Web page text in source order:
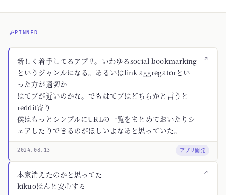
PINNED
↗
新しく着手してるアプリ。いわゆるsocial bookmarking
というジャンルになる。あるいはlink aggregatorとい
った方が適切か
はてブが近いのかな。でもはてブはどちらかと言うと
reddit寄り
僕はもっとシンプルにURLの一覧をまとめておいたりシ
ェアしたりできるのがほしいよなあと思っていた。
2024.08.13 アプリ開発
↗
本家消えたのかと思ってた
kikuoほんと安心する